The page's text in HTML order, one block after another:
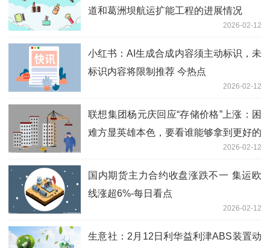
道和葛洲坝航运扩能工程的进展情况
2026-02-12
小红书：AI生成合成内容须主动标识，未
标识内容将限制推荐 今热点
2026-02-12
联想集团杨元庆回应“存储价格”上涨：困
难方显英雄本色，要看谁能够拿到更好的
2026-02-12
国内期货主力合约收盘涨跌不一 集运欧
线涨超6%-每日看点
2026-02-12
生意社：2月12日利华益利津ABS装置动